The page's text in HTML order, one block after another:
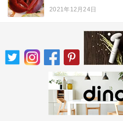
2021年12月24日